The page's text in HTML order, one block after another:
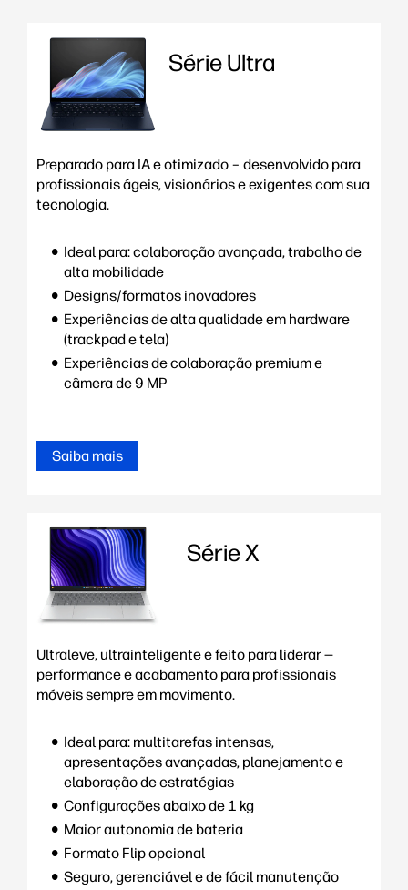
Série Ultra
Preparado para IA e otimizado – desenvolvido para
profissionais ágeis, visionários e exigentes com sua
tecnologia.
Ideal para: colaboração avançada, trabalho de
alta mobilidade
Designs/formatos inovadores
Experiências de alta qualidade em hardware
(trackpad e tela)
Experiências de colaboração premium e
câmera de 9 MP
Saiba mais
Série X
Ultraleve, ultrainteligente e feito para liderar —
performance e acabamento para profissionais
móveis sempre em movimento.
Ideal para: multitarefas intensas,
apresentações avançadas, planejamento e
elaboração de estratégias
Configurações abaixo de 1 kg
Maior autonomia de bateria
Formato Flip opcional
Seguro, gerenciável e de fácil manutenção